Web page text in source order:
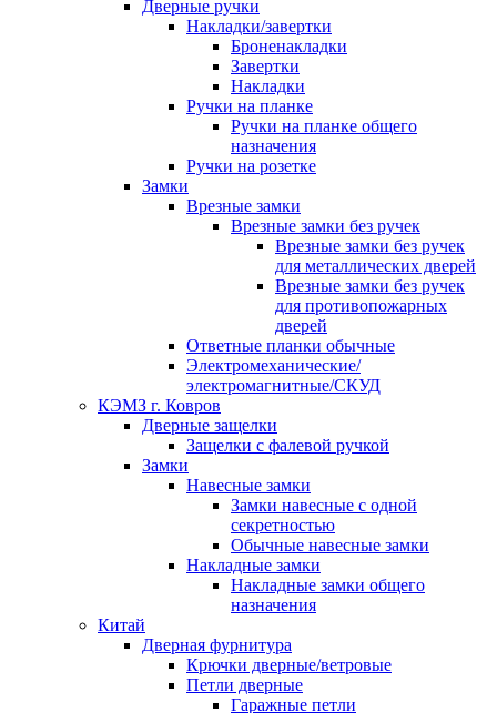
Дверные ручки
Накладки/завертки
Броненакладки
Завертки
Накладки
Ручки на планке
Ручки на планке общего
назначения
Ручки на розетке
Замки
Врезные замки
Врезные замки без ручек
Врезные замки без ручек
для металлических дверей
Врезные замки без ручек
для противопожарных
дверей
Ответные планки обычные
Электромеханические/
электромагнитные/СКУД
КЭМЗ г. Ковров
Дверные защелки
Защелки с фалевой ручкой
Замки
Навесные замки
Замки навесные с одной
секретностью
Обычные навесные замки
Накладные замки
Накладные замки общего
назначения
Китай
Дверная фурнитура
Крючки дверные/ветровые
Петли дверные
Гаражные петли